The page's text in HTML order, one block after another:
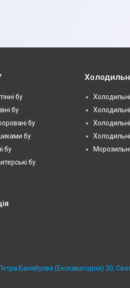
бу
бу
бу
бу
бу
бу
Балабуєва (Екскаваторна) 30,